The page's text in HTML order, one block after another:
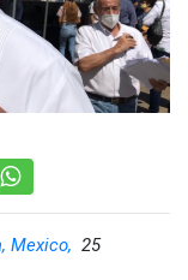
|
Mexico, 25